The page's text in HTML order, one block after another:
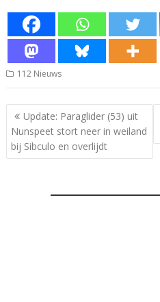
112 Nieuws
Bericht
navigatie
Update: Paraglider (53) uit
Nunspeet stort neer in weiland
bij Sibculo en overlijdt